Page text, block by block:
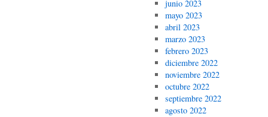
junio 2023
mayo 2023
abril 2023
marzo 2023
febrero 2023
diciembre 2022
noviembre 2022
octubre 2022
septiembre 2022
agosto 2022